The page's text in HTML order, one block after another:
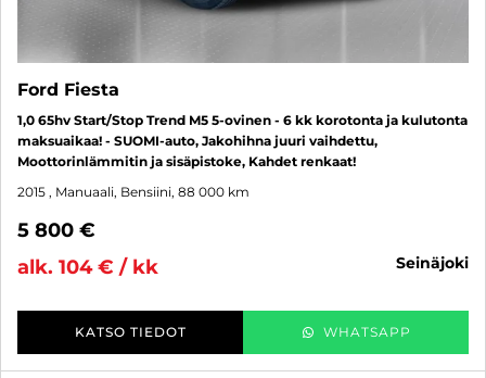
Ford Fiesta
1,0 65hv Start/Stop Trend M5 5-ovinen - 6 kk korotonta ja kulutonta
maksuaikaa! - SUOMI-auto, Jakohihna juuri vaihdettu,
Moottorinlämmitin ja sisäpistoke, Kahdet renkaat!
2015 , Manuaali, Bensiini, 88 000 km
5 800 €
alk. 104 € / kk
seinäjoki
KATSO TIEDOT WHATSAPP